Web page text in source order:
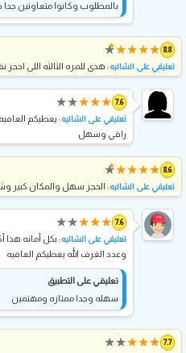
بالمطلوب وكانوا متعاونين
8.8
★
★
★
★
★
★
تعليقي على الشاليه: هذى للمره الثالثه اللى
7.6
★
★
★
★
★
تعليقي على الشاليه: يعطيكم
راقي وسهل
8.6
★
★
★
★
★
★
تعليقي على الشاليه: الحجز سهل والمكان كبير
7.6
★
★
★
★
★
تعليقي على الشاليه: بكل أمانه هذا
وعدد الغرف الله يعطيكم العافيه
تعليقي على التطبيق
سهله وجدا ممتازه ومهتمين
7.7
★
★
★
★
★